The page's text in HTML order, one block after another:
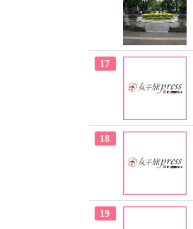
17
18
19